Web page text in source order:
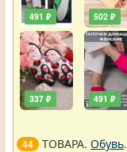
491 ₽
337 ₽
502 ₽
491 ₽
44 ТОВАРА. Обувь.